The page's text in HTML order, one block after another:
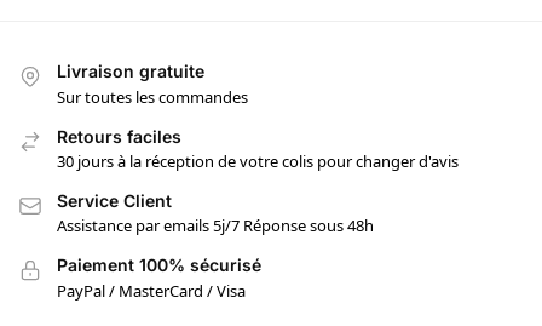
Livraison gratuite
Sur toutes les commandes
Retours faciles
30 jours à la réception de votre colis pour changer d'avis
Service Client
Assistance par emails 5j/7 Réponse sous 48h
Paiement 100% sécurisé
PayPal / MasterCard / Visa